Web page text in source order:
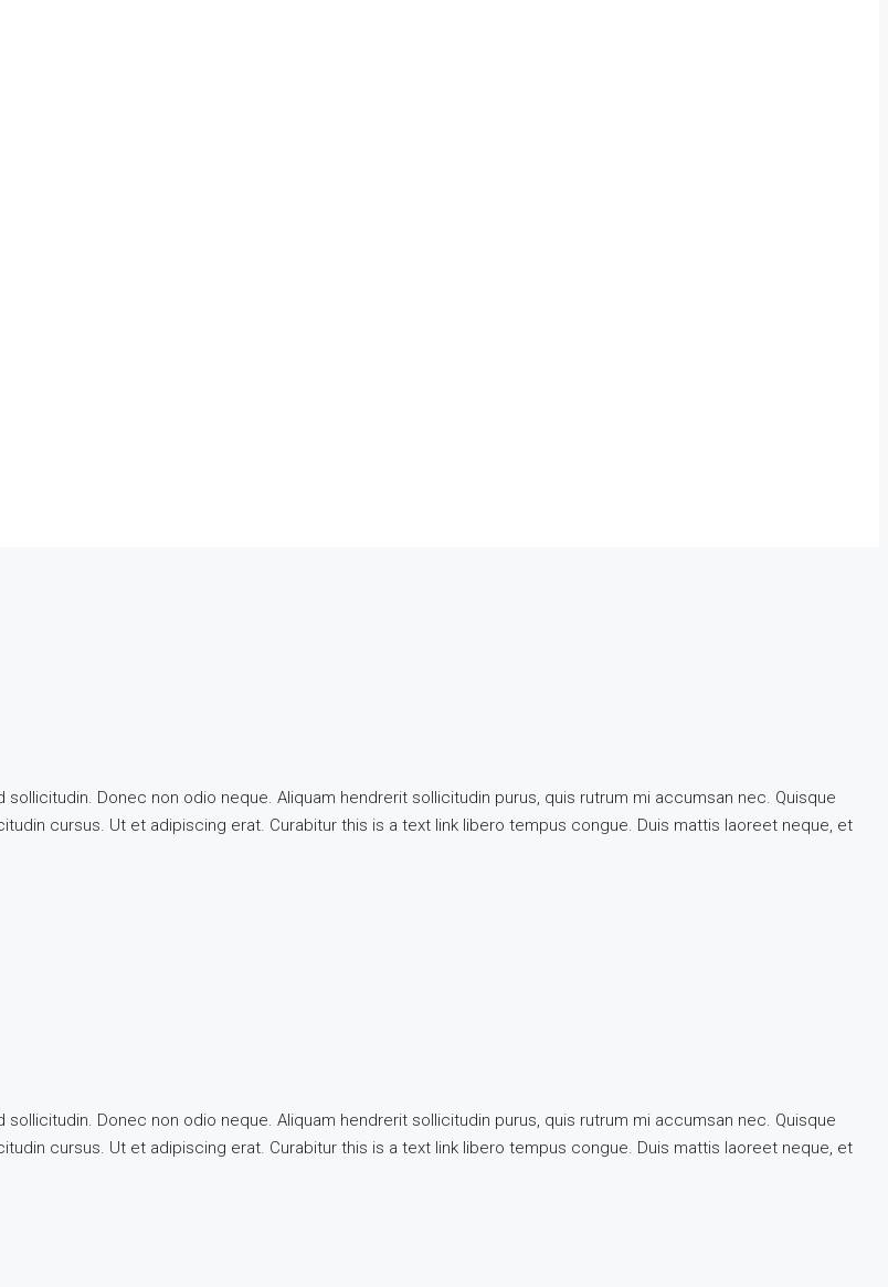
Donec non odio neque. Aliquam hendrerit sollicitudin purus, quis rutrum mi accumsan nec. Quisque
cursus. Ut et adipiscing erat. Curabitur this is a text link libero tempus congue. Duis mattis laoreet neque, et
Donec non odio neque. Aliquam hendrerit sollicitudin purus, quis rutrum mi accumsan nec. Quisque
cursus. Ut et adipiscing erat. Curabitur this is a text link libero tempus congue. Duis mattis laoreet neque, et